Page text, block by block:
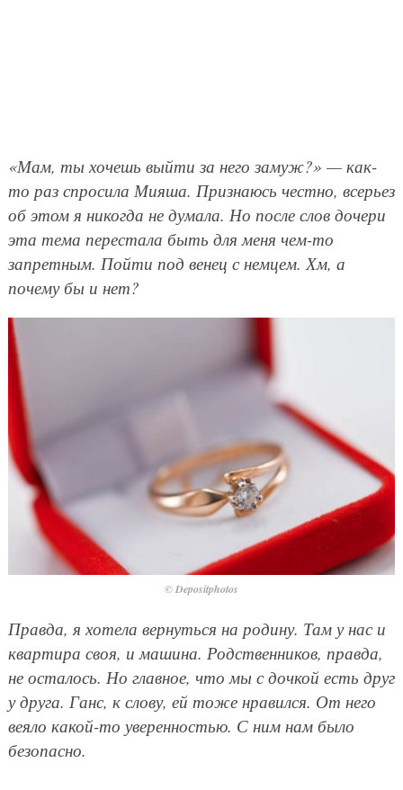
«Мам, ты хочешь выйти за него замуж?» — как-
то раз спросила Мияша. Признаюсь честно, всерьез
об этом я никогда не думала. Но после слов дочери
эта тема перестала быть для меня чем-то
запретным. Пойти под венец с немцем. Хм, а
почему бы и нет?
© Depositphotos
Правда, я хотела вернуться на родину. Там у нас и
квартира своя, и машина. Родственников, правда,
не осталось. Но главное, что мы с дочкой есть друг
у друга. Ганс, к слову, ей тоже нравился. От него
веяло какой-то уверенностью. С ним нам было
безопасно.